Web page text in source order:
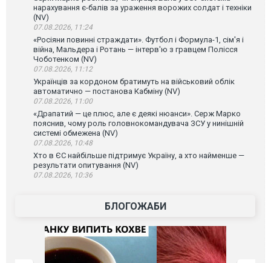
нарахування є-балів за ураження ворожих солдат і техніки
(NV)
07.08.2026, 11:24
«Росіяни повинні страждати». Футбол і Формула-1, сім'я і
війна, Мальдера і Ротань — інтерв'ю з гравцем Полісся
Чоботенком (NV)
07.08.2026, 11:12
Українців за кордоном братимуть на військовий облік
автоматично — постанова Кабміну (NV)
07.08.2026, 11:00
«Драпатий — це плюс, але є деякі нюанси». Серж Марко
пояснив, чому роль головнокомандувача ЗСУ у нинішній
системі обмежена (NV)
07.08.2026, 10:48
Хто в ЄС найбільше підтримує Україну, а хто найменше —
результати опитування (NV)
07.08.2026, 10:36
БЛОГОЖАБИ